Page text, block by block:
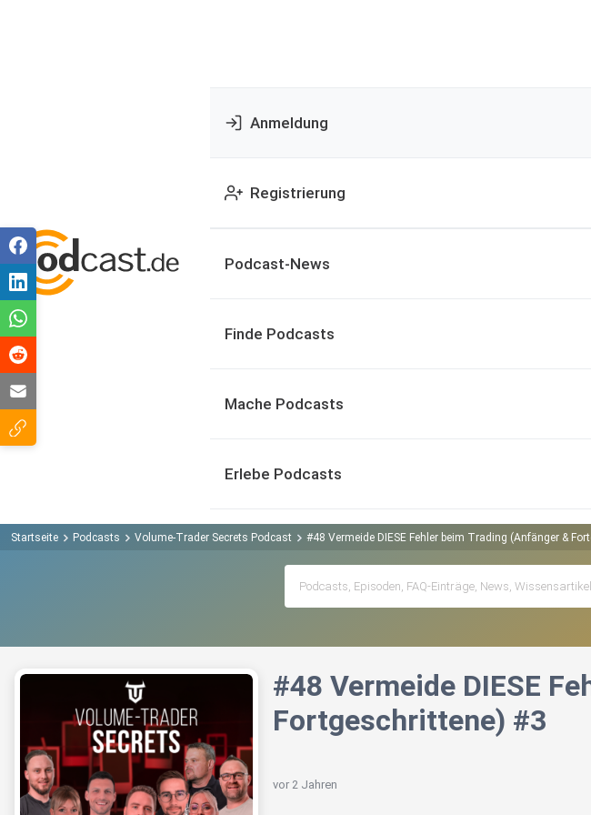
Anmeldung
Registrierung
Podcast-News
Finde Podcasts
Mache Podcasts
Erlebe Podcasts
Startseite Podcasts Volume-Trader Secrets Podcast #48 Vermeide DIESE Fehler beim Trading (Anfänger &
#48 Vermeide DIESE
Fortgeschrittene) #3
vor 2 Jahren